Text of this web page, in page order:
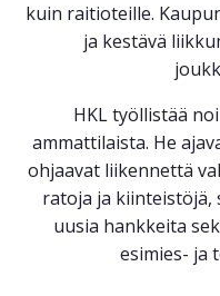
kuin raitioteille.
ja kestävä
HKL työllistää
ammattilaista. He
ohjaavat liikennettä
ratoja ja
uusia hankkeita
esimies- ja